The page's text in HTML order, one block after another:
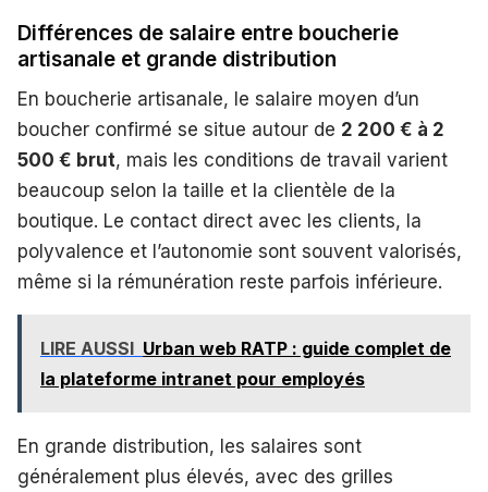
Différences de salaire entre boucherie
artisanale et grande distribution
En boucherie artisanale, le salaire moyen d’un
boucher confirmé se situe autour de 2 200 € à 2
500 € brut, mais les conditions de travail varient
beaucoup selon la taille et la clientèle de la
boutique. Le contact direct avec les clients, la
polyvalence et l’autonomie sont souvent valorisés,
même si la rémunération reste parfois inférieure.
LIRE AUSSI Urban web RATP : guide complet de
la plateforme intranet pour employés
En grande distribution, les salaires sont
généralement plus élevés, avec des grilles